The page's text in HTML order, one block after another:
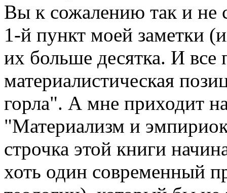
Вы к сожалению так и не
1-й пункт моей заметки
их больше десятка. И все
материалистическая
горла". А мне приходит
"Материализм и
строчка этой книги
хоть один современный